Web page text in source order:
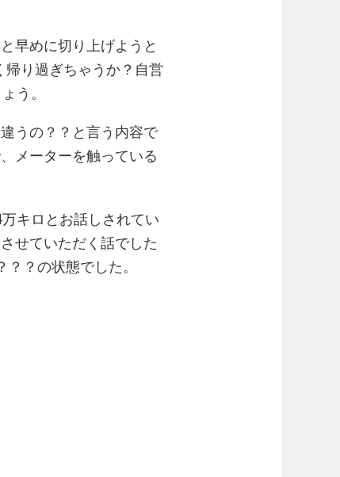
早めに切り上げようと
帰り過ぎちゃうか？自営
う。
うの？？と言う内容で
メーターを触っている
キロとお話しされてい
せていただく話でした
？の状態でした。